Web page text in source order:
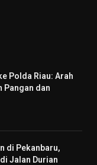
Polda Riau: Arah
Pangan dan
di Pekanbaru,
Jalan Durian